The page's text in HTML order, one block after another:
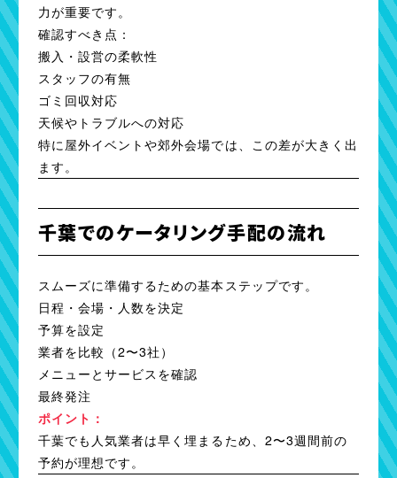
力が重要です。
確認すべき点：
搬入・設営の柔軟性
スタッフの有無
ゴミ回収対応
天候やトラブルへの対応
特に屋外イベントや郊外会場では、この差が大きく出
ます。
千葉でのケータリング手配の流れ
スムーズに準備するための基本ステップです。
日程・会場・人数を決定
予算を設定
業者を比較（2〜3社）
メニューとサービスを確認
最終発注
ポイント：
千葉でも人気業者は早く埋まるため、2〜3週間前の
予約が理想です。